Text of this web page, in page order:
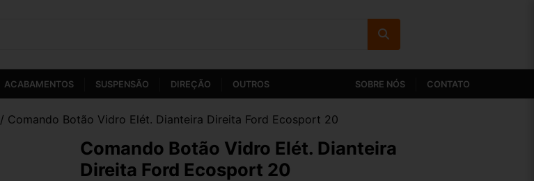
ACABAMENTOS SUSPENSÃO DIREÇÃO OUTROS SOBRE NÓS CONTATO
/ Comando Botão Vidro Elét. Dianteira Direita Ford Ecosport 20
Comando Botão Vidro Elét. Dianteira
Direita Ford Ecosport 20